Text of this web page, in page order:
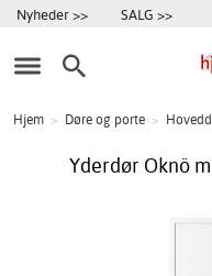
Nyheder >> SALG >>
Hjem > Døre og porte >
Yderdør Oknö